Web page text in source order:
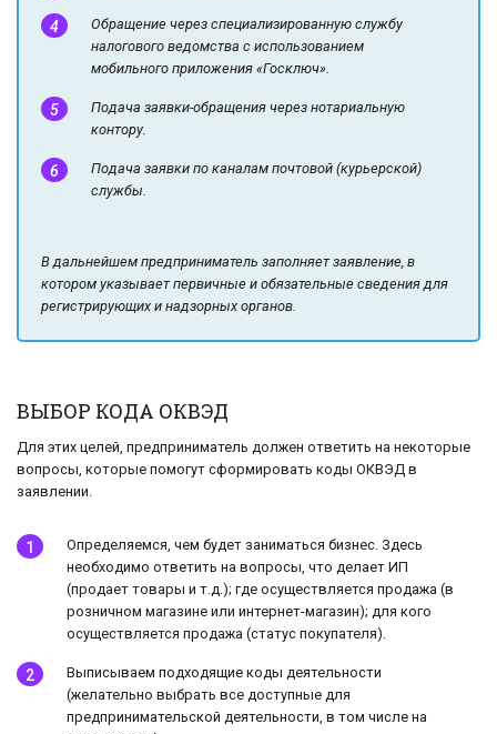
Обращение через специализированную службу
налогового ведомства с использованием
мобильного приложения «Госключ».
Подача заявки-обращения через нотариальную
контору.
Подача заявки по каналам почтовой (курьерской)
службы.
В дальнейшем предприниматель заполняет заявление, в
котором указывает первичные и обязательные сведения для
регистрирующих и надзорных органов.
ВЫБОР КОДА ОКВЭД
Для этих целей, предприниматель должен ответить на некоторые
вопросы, которые помогут сформировать коды ОКВЭД в
заявлении.
Определяемся, чем будет заниматься бизнес. Здесь
необходимо ответить на вопросы, что делает ИП
(продает товары и т.д.); где осуществляется продажа (в
розничном магазине или интернет-магазин); для кого
осуществляется продажа (статус покупателя).
Выписываем подходящие коды деятельности
(желательно выбрать все доступные для
предпринимательской деятельности, в том числе на